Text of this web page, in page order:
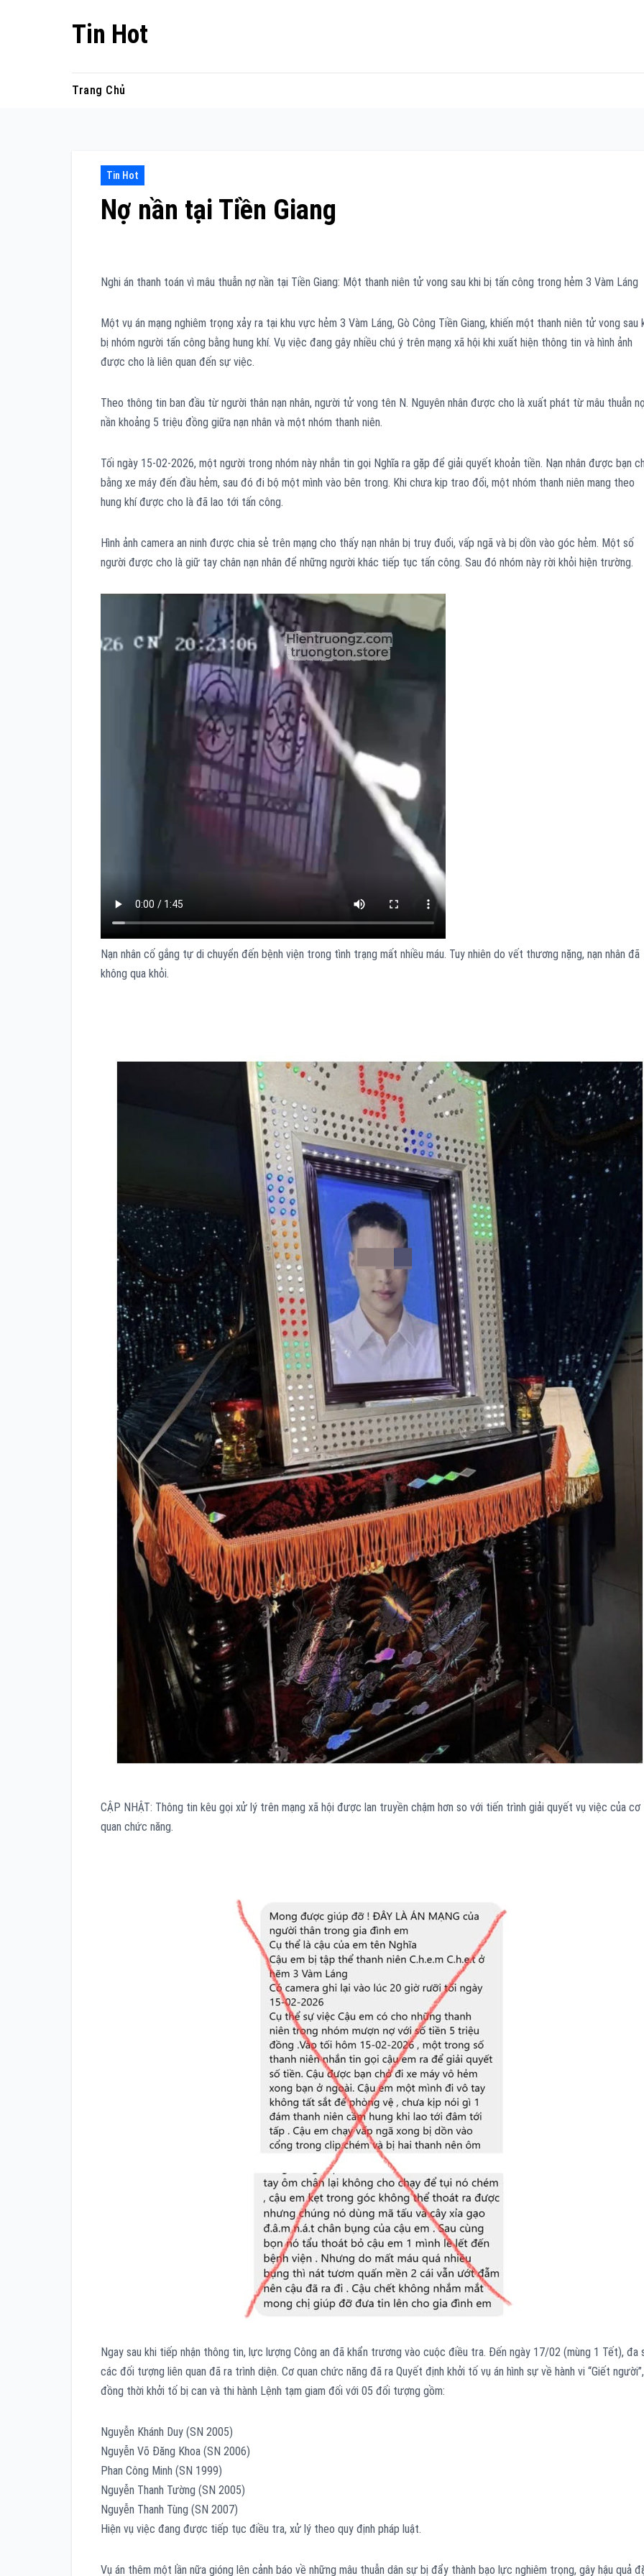
Tin Hot
Trang Chủ
Tin Hot
Nợ nần tại Tiền Giang
Nghi án thanh toán vì mâu thuẫn nợ nần tại Tiền Giang: Một thanh niên tử vong sau khi bị tấn công trong hẻm 3 Vàm Láng
Một vụ án mạng nghiêm trọng xảy ra tại khu vực hẻm 3 Vàm Láng, Gò Công Tiền Giang, khiến một thanh niên tử vong sau
bị nhóm người tấn công bằng hung khí. Vụ việc đang gây nhiều chú ý trên mạng xã hội khi xuất hiện thông tin và hình ảnh
được cho là liên quan đến sự việc.
Theo thông tin ban đầu từ người thân nạn nhân, người tử vong tên N. Nguyên nhân được cho là xuất phát từ mâu thuẫn
nần khoảng 5 triệu đồng giữa nạn nhân và một nhóm thanh niên.
Tối ngày 15-02-2026, một người trong nhóm này nhắn tin gọi Nghĩa ra gặp để giải quyết khoản tiền. Nạn nhân được bạn
bằng xe máy đến đầu hẻm, sau đó đi bộ một mình vào bên trong. Khi chưa kịp trao đổi, một nhóm thanh niên mang theo
hung khí được cho là đã lao tới tấn công.
Hình ảnh camera an ninh được chia sẻ trên mạng cho thấy nạn nhân bị truy đuổi, vấp ngã và bị dồn vào góc hẻm. Một số
người được cho là giữ tay chân nạn nhân để những người khác tiếp tục tấn công. Sau đó nhóm này rời khỏi hiện trường.
Nạn nhân cố gắng tự di chuyển đến bệnh viện trong tình trạng mất nhiều máu. Tuy nhiên do vết thương nặng, nạn nhân đã
không qua khỏi.
CẬP NHẬT: Thông tin kêu gọi xử lý trên mạng xã hội được lan truyền chậm hơn so với tiến trình giải quyết vụ việc của cơ
quan chức năng.
Ngay sau khi tiếp nhận thông tin, lực lượng Công an đã khẩn trương vào cuộc điều tra. Đến ngày 17/02 (mùng 1 Tết), đa
các đối tượng liên quan đã ra trình diện. Cơ quan chức năng đã ra Quyết định khởi tố vụ án hình sự về hành vi “Giết người”,
đồng thời khởi tố bị can và thi hành Lệnh tạm giam đối với 05 đối tượng gồm:
Nguyễn Khánh Duy (SN 2005)
Nguyễn Võ Đăng Khoa (SN 2006)
Phan Công Minh (SN 1999)
Nguyễn Thanh Tường (SN 2005)
Nguyễn Thanh Tùng (SN 2007)
Hiện vụ việc đang được tiếp tục điều tra, xử lý theo quy định pháp luật.
Vụ án thêm một lần nữa gióng lên cảnh báo về những mâu thuẫn dân sự bị đẩy thành bạo lực nghiêm trọng, gây hậu quả